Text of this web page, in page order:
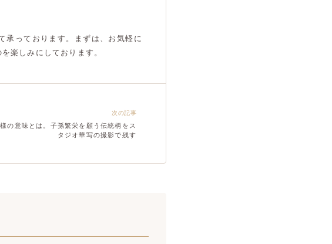
承っております。まずは、お気軽に
楽しみにしております。
次の記事
の意味とは。子孫繁栄を願う伝統柄をス
タジオ華写の撮影で残す